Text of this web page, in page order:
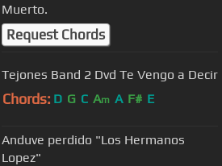
Muerto.
Request Chords
Tejones Band 2 Dvd Te Vengo a Decir
Chords: D G C Am A F# E
Anduve perdido "Los Hermanos
Lopez"